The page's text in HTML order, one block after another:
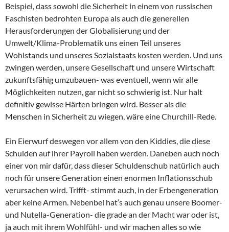
Beispiel, dass sowohl die Sicherheit in einem von russischen
Faschisten bedrohten Europa als auch die generellen
Herausforderungen der Globalisierung und der
Umwelt/Klima-Problematik uns einen Teil unseres
Wohlstands und unseres Sozialstaats kosten werden. Und uns
zwingen werden, unsere Gesellschaft und unsere Wirtschaft
zukunftsfähig umzubauen- was eventuell, wenn wir alle
Möglichkeiten nutzen, gar nicht so schwierig ist. Nur halt
definitiv gewisse Härten bringen wird. Besser als die
Menschen in Sicherheit zu wiegen, wäre eine Churchill-Rede.
Ein Eierwurf deswegen vor allem von den Kiddies, die diese
Schulden auf ihrer Payroll haben werden. Daneben auch noch
einer von mir dafür, dass dieser Schuldenschub natürlich auch
noch für unsere Generation einen enormen Inflationsschub
verursachen wird. Trifft- stimmt auch, in der Erbengeneration
aber keine Armen. Nebenbei hat’s auch genau unsere Boomer-
und Nutella-Generation- die grade an der Macht war oder ist,
ja auch mit ihrem Wohlfühl- und wir machen alles so wie